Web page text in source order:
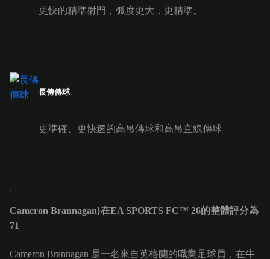
更快的精準射門，弧度更大，更精準。
長傳傳球
更準確、更快速的高吊傳球和高吊直線傳球
Cameron Brannagan}在EA SPORTS FC™ 26的整體評分為
71
Cameron Brannagan 是一名來自英格蘭的職業足球員，在牛